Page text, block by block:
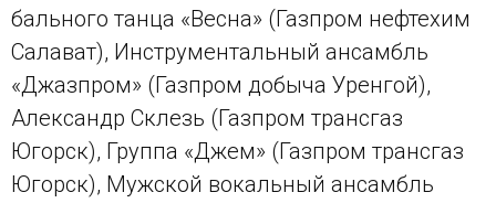
бального танца «Весна» (Газпром нефтехим
Салават), Инструментальный ансамбль
«Джазпром» (Газпром добыча Уренгой),
Александр Склезь (Газпром трансгаз
Югорск), Группа «Джем» (Газпром трансгаз
Югорск), Мужской вокальный ансамбль